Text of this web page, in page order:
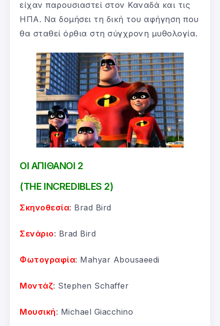
είχαν παρουσιαστεί στον Καναδά και τις
ΗΠΑ. Να δομήσει τη δική του αφήγηση που
θα σταθεί όρθια στη σύγχρονη μυθολογία.
ΟΙ ΑΠΙΘΑΝΟΙ 2
(THE INCREDIBLES 2)
Σκηνοθεσία: Brad Bird
Σενάριο: Brad Bird
Φωτογραφία: Mahyar Abousaeedi
Μοντάζ: Stephen Schaffer
Μουσική: Michael Giacchino